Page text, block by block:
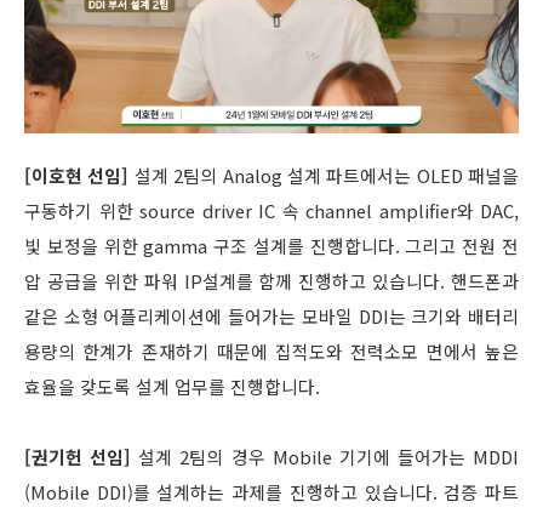
[이호현 선임] 설계 2팀의 Analog 설계 파트에서는 OLED 패널을
구동하기 위한 source driver IC 속 channel amplifier와 DAC,
빛 보정을 위한 gamma 구조 설계를 진행합니다. 그리고 전원 전
압 공급을 위한 파워 IP설계를 함께 진행하고 있습니다. 핸드폰과
같은 소형 어플리케이션에 들어가는 모바일 DDI는 크기와 배터리
용량의 한계가 존재하기 때문에 집적도와 전력소모 면에서 높은
효율을 갖도록 설계 업무를 진행합니다.
[권기헌 선임] 설계 2팀의 경우 Mobile 기기에 들어가는 MDDI
(Mobile DDI)를 설계하는 과제를 진행하고 있습니다. 검증 파트